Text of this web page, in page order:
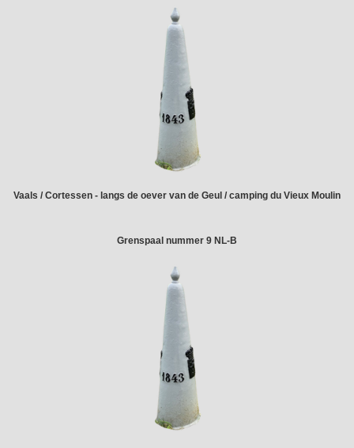
Vaals / Cortessen - langs de oever van de Geul / camping du Vieux Moulin
Grenspaal nummer 9 NL-B